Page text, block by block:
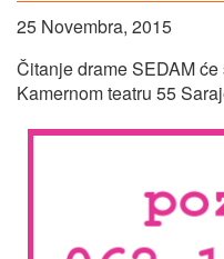
25 Novembra, 2015
Čitanje drame SEDAM
Kamernom teatru 55